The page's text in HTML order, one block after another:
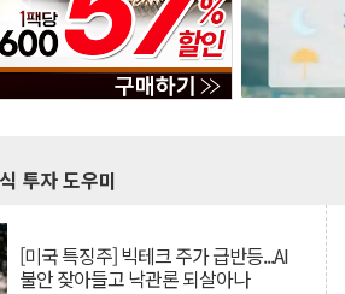
투자 도우미
[미국 특징주] 빅테크 주가 급반등...AI
불안 잦아들고 낙관론 되살아나